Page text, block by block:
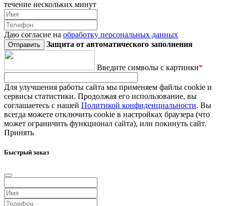
течение нескольких минут
Даю согласие на обработку персональных данных
Защита от автоматического заполнения
Введите символы с картинки*
Для улучшения работы сайта мы применяем файлы cookie и
сервисы статистики. Продолжая его использование, вы
соглашаетесь с нашей Политикой конфиденциальности. Вы
всегда можете отключить cookie в настройках браузера (что
может ограничить функционал сайта), или покинуть сайт.
Принять
Быстрый заказ